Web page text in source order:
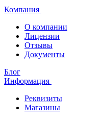
Компания
О компании
Лицензии
Отзывы
Документы
Блог
Информация
Реквизиты
Магазины